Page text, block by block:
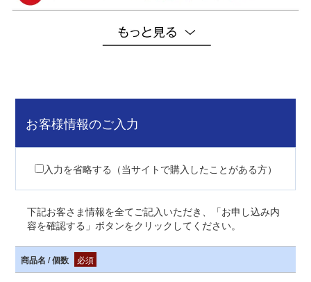
お客様情報のご入力
入力を省略する（当サイトで購入したことがある方）
下記お客さま情報を全てご記入いただき、「お申し込み内
容を確認する」ボタンをクリックしてください。
商品名 / 個数 必須